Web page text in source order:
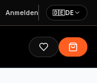
Anmelden 🇩🇪DE